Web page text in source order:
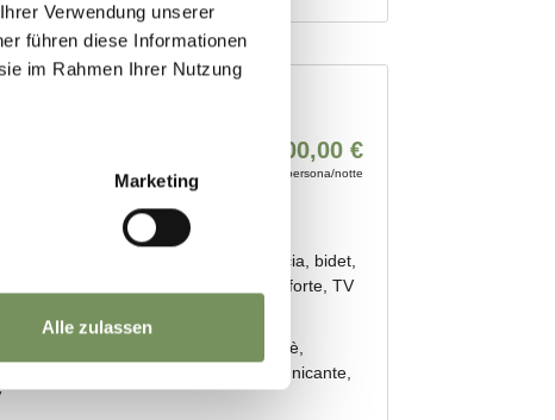
Verwendung unserer
führen diese Informationen
im Rahmen Ihrer Nutzung
Marketing
Alle zulassen